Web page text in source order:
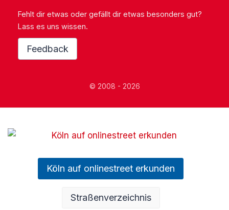
Fehlt dir etwas oder gefällt dir etwas besonders gut?
Lass es uns wissen.
Feedback
© 2008 - 2026
Köln auf onlinestreet erkunden
Straßenverzeichnis